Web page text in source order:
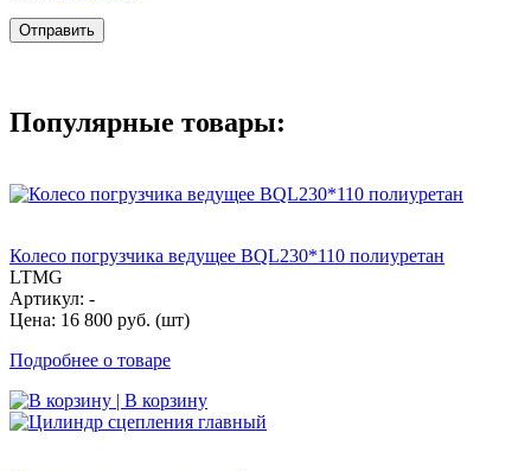
Популярные товары:
Колесо погрузчика ведущее BQL230*110 полиуретан
LTMG
Артикул: -
Цена: 16 800 руб. (шт)
Подробнее о товаре
| В корзину